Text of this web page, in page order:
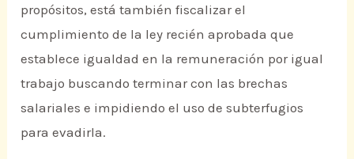
propósitos, está también fiscalizar el
cumplimiento de la ley recién aprobada que
establece igualdad en la remuneración por igual
trabajo buscando terminar con las brechas
salariales e impidiendo el uso de subterfugios
para evadirla.